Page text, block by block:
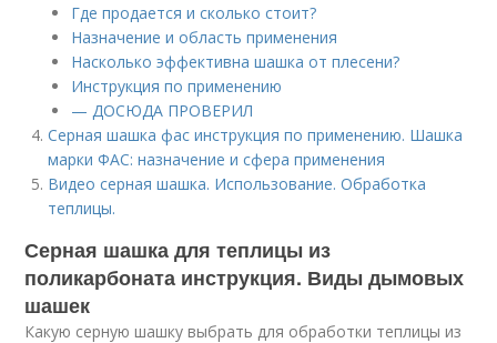
Где продается и сколько стоит?
Назначение и область применения
Насколько эффективна шашка от плесени?
Инструкция по применению
— ДОСЮДА ПРОВЕРИЛ
Серная шашка фас инструкция по применению. Шашка
марки ФАС: назначение и сфера применения
Видео серная шашка. Использование. Обработка
теплицы.
Серная шашка для теплицы из
поликарбоната инструкция. Виды дымовых
шашек
Какую серную шашку выбрать для обработки теплицы из